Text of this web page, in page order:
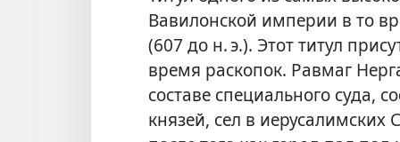
Вавилонской империи в то
(607 до н. э.). Этот титул
время раскопок. Равмаг
составе специального суда,
князей, сел в